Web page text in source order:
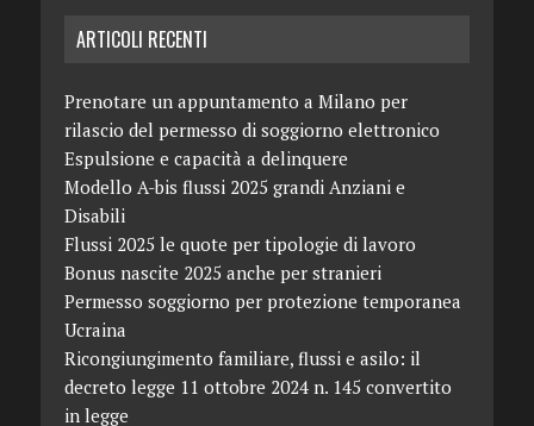
ARTICOLI RECENTI
Prenotare un appuntamento a Milano per
rilascio del permesso di soggiorno elettronico
Espulsione e capacità a delinquere
Modello A-bis flussi 2025 grandi Anziani e
Disabili
Flussi 2025 le quote per tipologie di lavoro
Bonus nascite 2025 anche per stranieri
Permesso soggiorno per protezione temporanea
Ucraina
Ricongiungimento familiare, flussi e asilo: il
decreto legge 11 ottobre 2024 n. 145 convertito
in legge